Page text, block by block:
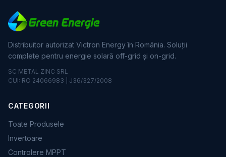
Distribuitor autorizat Victron Energy în România. Soluții
complete pentru energie solară off-grid și on-grid.
SC METAL ZINC SRL
CUI: RO 24066983 | J36/327/2008
CATEGORII
Toate Produsele
Invertoare
Controlere MPPT